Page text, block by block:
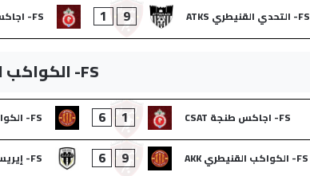
FS- التحدي القنيطري ATKS 9
1 FS- اجاكس طنجة CSAT
FS- الكواكب القنيطري AKK
FS- اجاكس طنجة CSAT 1
6
FS- الكواكب القنيطري AKK
FS- الكواكب القنيطري AKK 9
6
FS- إيريس وجدة IRIS